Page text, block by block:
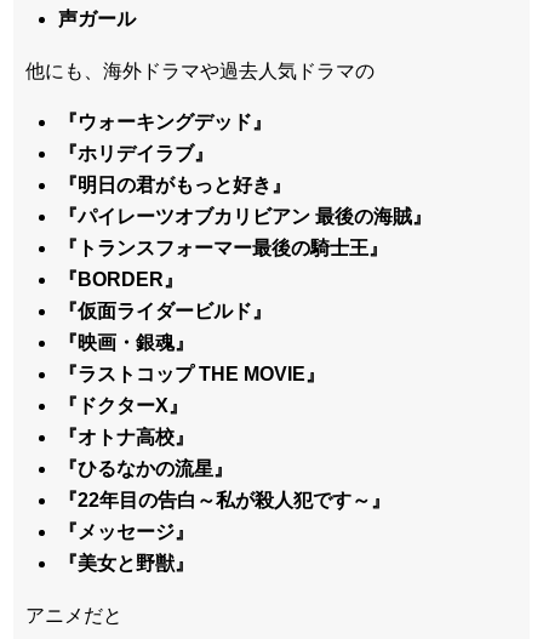
声ガール
他にも、海外ドラマや過去人気ドラマの
『ウォーキングデッド』
『ホリデイラブ』
『明日の君がもっと好き』
『パイレーツオブカリビアン 最後の海賊』
『トランスフォーマー最後の騎士王』
『BORDER』
『仮面ライダービルド』
『映画・銀魂』
『ラストコップ THE MOVIE』
『ドクターX』
『オトナ高校』
『ひるなかの流星』
『22年目の告白～私が殺人犯です～』
『メッセージ』
『美女と野獣』
アニメだと